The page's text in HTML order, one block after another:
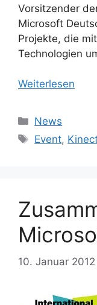
Vorsitzender
Microsoft
Projekte, die
Technologien
Weiterlesen
Kategorien
News
Event,
10. Januar 2012